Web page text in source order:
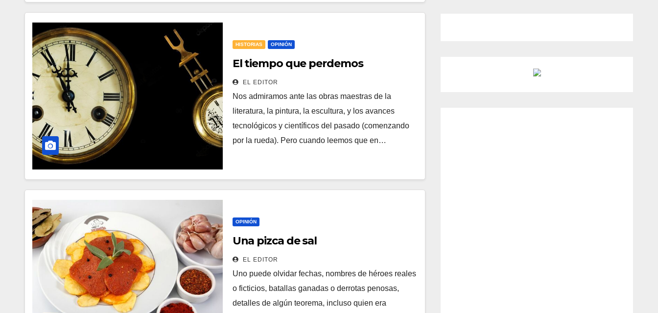
HISTORIAS OPINIÓN
El tiempo que perdemos
EL EDITOR
Nos admiramos ante las obras maestras de la
literatura, la pintura, la escultura, y los avances
tecnológicos y científicos del pasado (comenzando
por la rueda). Pero cuando leemos que en…
OPINIÓN
Una pizca de sal
EL EDITOR
Uno puede olvidar fechas, nombres de héroes reales
o ficticios, batallas ganadas o derrotas penosas,
detalles de algún teorema, incluso quien era